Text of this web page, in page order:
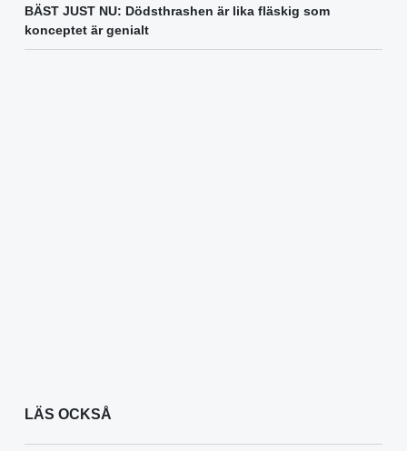
BÄST JUST NU: Dödsthrashen är lika fläskig som
konceptet är genialt
LÄS OCKSÅ